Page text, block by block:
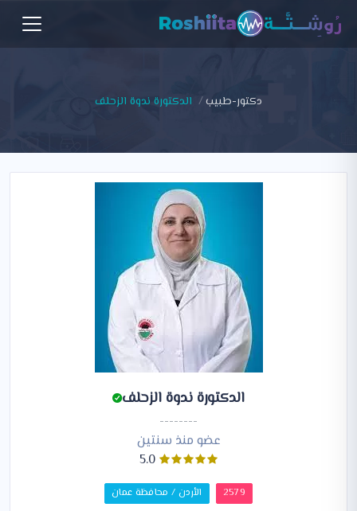
دكتور-طبيب الدكتورة ندوة الزحلف
الدكتورة ندوة الزحلف
--------
عضو منذ سنتين
5.0
2579 الأردن / محافظة عمان